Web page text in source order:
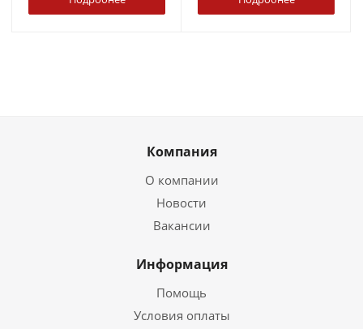
Компания
О компании
Новости
Вакансии
Информация
Помощь
Условия оплаты